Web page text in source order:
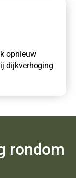
opnieuw
dijkverhoging
rondom